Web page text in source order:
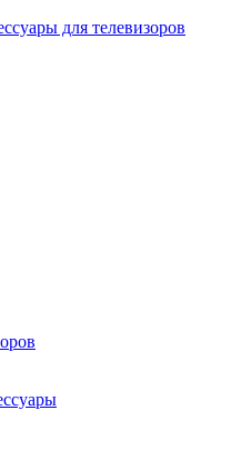
для телевизоров